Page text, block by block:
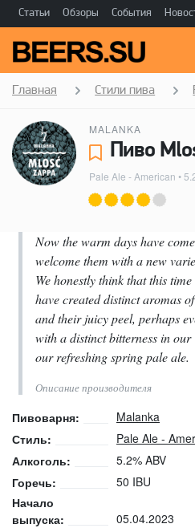
Статьи Обзоры События
Главная Стили пива
MALANKA
Pale Ale - American •
Now the warm days have
welcome them with a new
We honestly think that this
have created distinct aromas
and their juicy peel, perhaps
with a distinct bitterness in our
our refreshing spring pale ale.
Описание производителя
Пивоварня:
Malanka
Стиль:
Pale Ale -
Алкоголь:
5.2% ABV
Горечь:
50 IBU
Начало
выпуска:
05.04.2023